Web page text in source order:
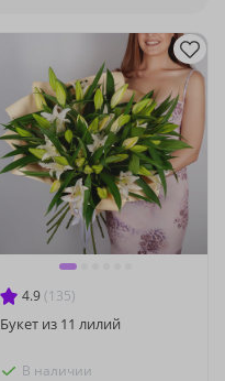
4.9 (135)
Букет из 11 лилий
В наличии